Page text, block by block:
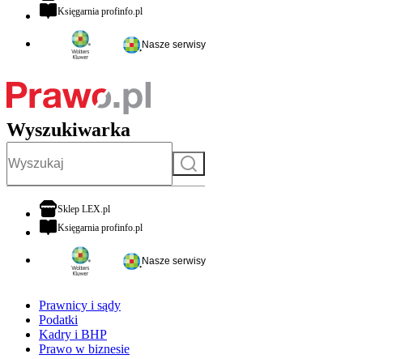
Księgarnia profinfo.plotwiera się w nowej karcie
Nasze serwisy
Wyszukiwarka
Szukaj
Sklep LEX.plotwiera się w nowej karcie
Księgarnia profinfo.plotwiera się w nowej karcie
Nasze serwisy
Prawnicy i sądy
Podatki
Kadry i BHP
Prawo w biznesie